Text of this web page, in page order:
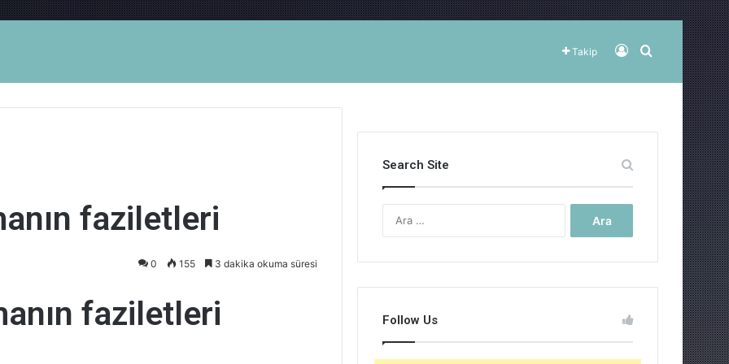
Takip Kayıt OlArama yap
faziletleri
0 155 3 dakika okuma süresi
faziletleri
Search Site
Follow Us